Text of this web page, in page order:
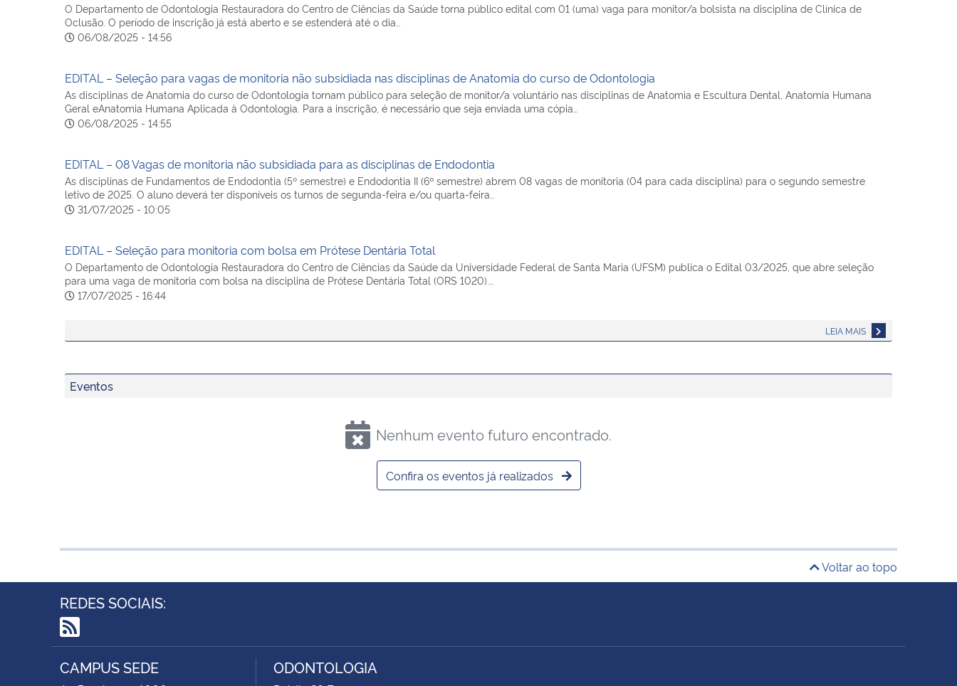
O Departamento de Odontologia Restauradora do Centro de Ciências da Saúde torna público edital com 01 (uma) vaga para monitor/a bolsista na disciplina de Clínica de
Oclusão. O período de inscrição já está aberto e se estenderá até o dia…
06/08/2025 - 14:56
EDITAL – Seleção para vagas de monitoria não subsidiada nas disciplinas de Anatomia do curso de Odontologia
As disciplinas de Anatomia do curso de Odontologia tornam público para seleção de monitor/a voluntário nas disciplinas de Anatomia e Escultura Dental, Anatomia Humana
Geral eAnatomia Humana Aplicada à Odontologia. Para a inscrição, é necessário que seja enviada uma cópia…
06/08/2025 - 14:55
EDITAL – 08 Vagas de monitoria não subsidiada para as disciplinas de Endodontia
As disciplinas de Fundamentos de Endodontia (5º semestre) e Endodontia II (6º semestre) abrem 08 vagas de monitoria (04 para cada disciplina) para o segundo semestre
letivo de 2025. O aluno deverá ter disponíveis os turnos de segunda-feira e/ou quarta-feira…
31/07/2025 - 10:05
EDITAL – Seleção para monitoria com bolsa em Prótese Dentária Total
O Departamento de Odontologia Restauradora do Centro de Ciências da Saúde da Universidade Federal de Santa Maria (UFSM) publica o Edital 03/2025, que abre seleção
para uma vaga de monitoria com bolsa na disciplina de Prótese Dentária Total (ORS 1020).…
17/07/2025 - 16:44
LEIA MAIS
Eventos
Nenhum evento futuro encontrado.
Confira os eventos já realizados
Voltar ao topo
REDES SOCIAIS:
RSS
CAMPUS SEDE ODONTOLOGIA